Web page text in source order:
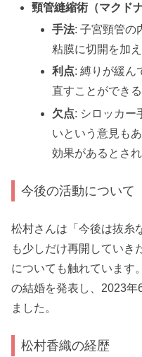
頸管縫縮術（マクド
手法: 子宮頸管の
粘膜に切開を加
利点: 縛りが緩ん
直すことができ
欠点: シロッカー
いという意見も
効果があるとされ
今後の活動について
松村さんは「今後は抜糸
も少しだけ再開していき
についても触れています
の結婚を発表し、2023
ました。
松村香織の経歴